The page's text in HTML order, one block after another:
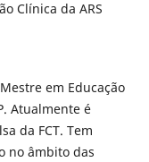
Clínica da ARS
em Educação
Atualmente é
da FCT. Tem
no âmbito das